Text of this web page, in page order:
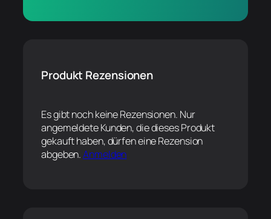
Produkt Rezensionen
Es gibt noch keine Rezensionen. Nur
angemeldete Kunden, die dieses Produkt
gekauft haben, dürfen eine Rezension
abgeben.Anmelden